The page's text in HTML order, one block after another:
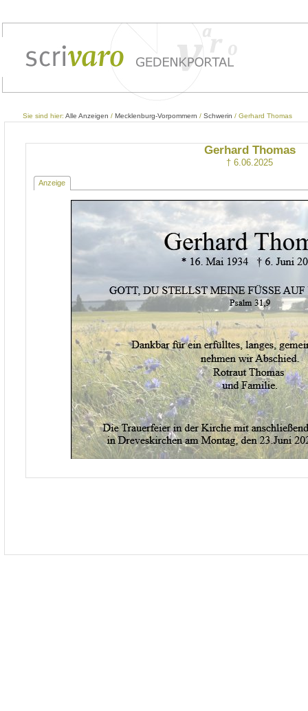
Sie sind hier: Alle Anzeigen / Mecklenburg-Vorpommern / Schwerin / Gerhard Thomas
Gerhard Thomas
† 6.06.2025
Anzeige